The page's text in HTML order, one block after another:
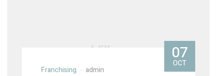
07
OCT
Franchising admin